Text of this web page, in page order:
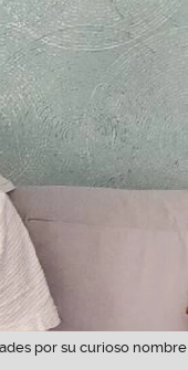
por su curioso nombre